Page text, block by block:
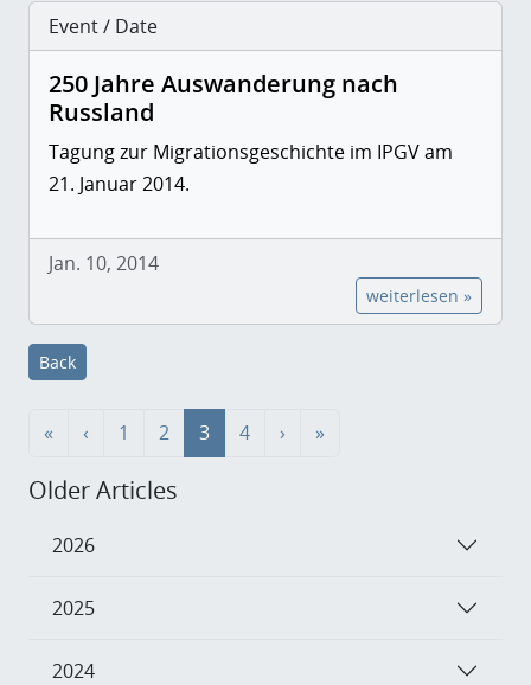
Event / Date
250 Jahre Auswanderung nach
Russland
Tagung zur Migrationsgeschichte im IPGV am
21. Januar 2014.
Jan. 10, 2014
weiterlesen »
Back
« ‹ 1 2 3 4 › »
Older Articles
2026
2025
2024